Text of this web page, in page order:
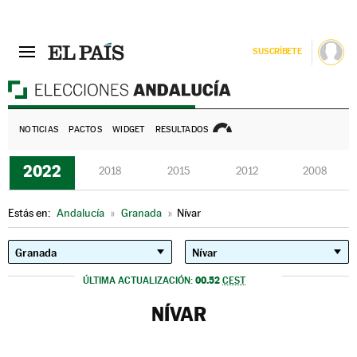
SUSCRÍBETE
NOTICIAS PACTOS WIDGET RESULTADOS
2022 2018 2015 2012 2008
Estás en: Andalucía » Granada » Nívar
ÚLTIMA ACTUALIZACIÓN: 00.52 CEST
NÍVAR